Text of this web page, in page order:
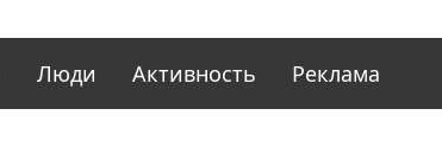
Люди Активность Реклама